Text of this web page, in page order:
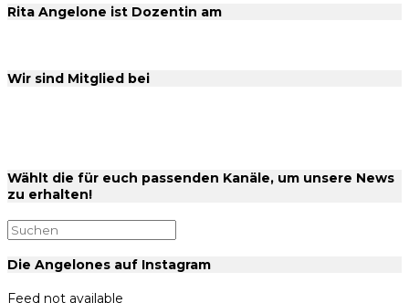
Rita Angelone ist Dozentin am
Wir sind Mitglied bei
Wählt die für euch passenden Kanäle, um unsere News
zu erhalten!
Die Angelones auf Instagram
Feed not available